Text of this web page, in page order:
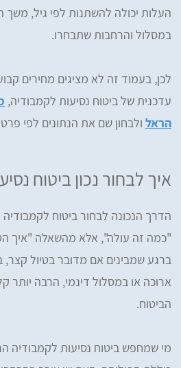
העלות יכולה להשתנות לפי גיל,
במסלול והרחבות שתבחרו.
לכן, בעמוד זה לא מציגים מחירים
עדכנית של ביטוח נסיעות לקמבודיה,
הראל ולבחון שם את הנתונים לפי
איך לבחור נכון ביטוח
הדרך הנכונה לבחור ביטוח
"כמה זה עולה", אלא מהשאלה "איך
ברגע שמבינים אם מדובר בטיול קצר,
ארוכה או במסלול דינמי, הרבה
הביטוח.
מי שמחפש ביטוח נסיעות לקמבודיה